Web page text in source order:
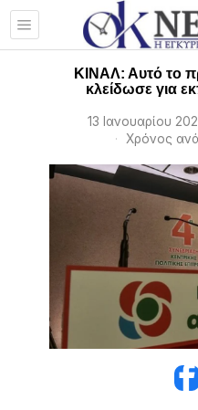
ΚΙΝΑΛ: Αυτό το
κλείδωσε για
13 Ιανουαρίου
Χρόνος